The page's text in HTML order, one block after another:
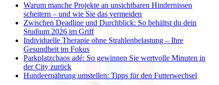
Warum manche Projekte an unsichtbaren Hindernissen
scheitern – und wie Sie das vermeiden
Zwischen Deadline und Durchblick: So behältst du dein
Studium 2026 im Griff
Individuelle Therapie ohne Strahlenbelastung – Ihre
Gesundheit im Fokus
Parkplatzchaos adé: So gewinnen Sie wertvolle Minuten in
der City zurück
Hundeernährung umstellen: Tipps für den Futterwechsel